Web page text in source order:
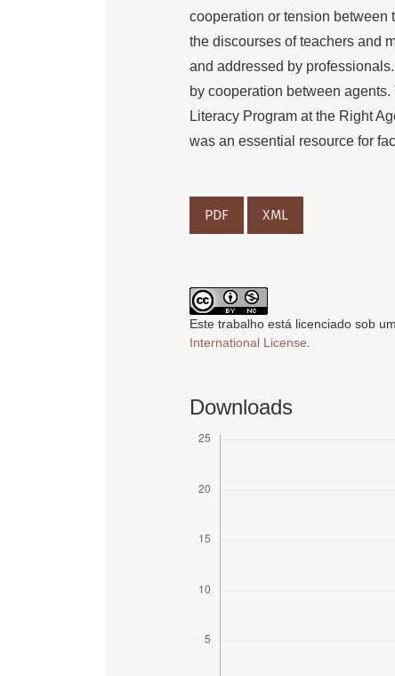
cooperation or tension between
the discourses of teachers and
and addressed by
by cooperation between
Literacy Program at the Right
was an essential resource for
PDF XML
Este trabalho está licenciado sob
International License
Downloads